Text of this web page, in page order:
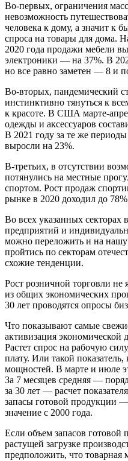
Во-первых, ограничения
невозможность
человека к дому, а значит к
спроса на товары для дома.
2020 года продажи мебели
электроники — на 37%. В
но все равно заметен — 8 и
Во-вторых, пандемический
инстинктивно тянуться к
к красоте. В США марте-
одежды и аксессуаров
В 2021 году за те же
выросли на 23%.
В-третьих, в отсутствии
потянулись на местные
спортом. Рост продаж
рынке в 2020 доходил до
Во всех указанных
предприятий и
можно переложить и на нашу
пройтись по секторам
схожие тенденции.
Рост розничной торговли не
из общих экономических
30 лет проводятся опросы
Что показывают самые
активизация экономической
Растет спрос на рабочую
плату. Или такой
мощностей. В марте и июле
За 7 месяцев средняя —
за 30 лет — расчет
запасы готовой продукции
значение с 2000 года.
Если объем запасов готовой
растущей загрузке
предположить, что товарная